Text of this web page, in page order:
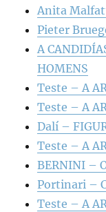
Anita
Pieter
A
HOMENS
Teste – A
Teste – A
Dalí –
Teste – A
BERNINI –
Portinari –
Teste – A